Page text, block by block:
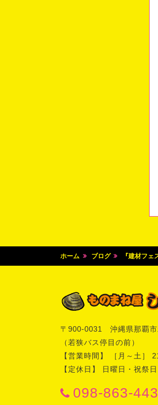
ホーム ブログ 『建材フ
〒 900-0031 沖縄県那覇市
（若狭バス停目の前）
【営業時間】 ［月～土］
【定休日】 日曜日・祝祭日
098-863-